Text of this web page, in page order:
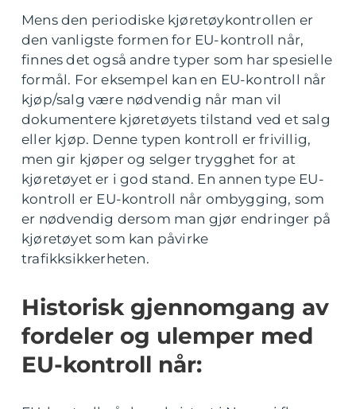
Mens den periodiske kjøretøykontrollen er
den vanligste formen for EU-kontroll når,
finnes det også andre typer som har spesielle
formål. For eksempel kan en EU-kontroll når
kjøp/salg være nødvendig når man vil
dokumentere kjøretøyets tilstand ved et salg
eller kjøp. Denne typen kontroll er frivillig,
men gir kjøper og selger trygghet for at
kjøretøyet er i god stand. En annen type EU-
kontroll er EU-kontroll når ombygging, som
er nødvendig dersom man gjør endringer på
kjøretøyet som kan påvirke
trafikksikkerheten.
Historisk gjennomgang av
fordeler og ulemper med
EU-kontroll når: